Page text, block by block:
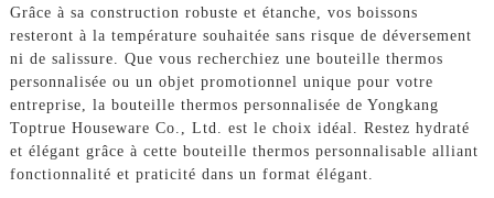
Grâce à sa construction robuste et étanche, vos boissons
resteront à la température souhaitée sans risque de déversement
ni de salissure. Que vous recherchiez une bouteille thermos
personnalisée ou un objet promotionnel unique pour votre
entreprise, la bouteille thermos personnalisée de Yongkang
Toptrue Houseware Co., Ltd. est le choix idéal. Restez hydraté
et élégant grâce à cette bouteille thermos personnalisable alliant
fonctionnalité et praticité dans un format élégant.